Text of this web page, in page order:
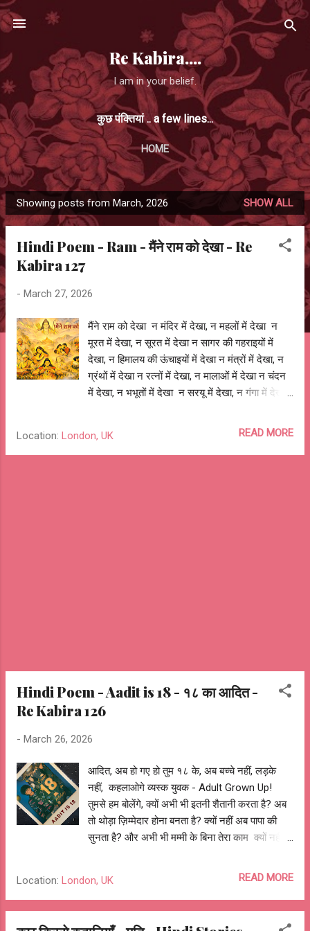
Skip to main content
Re Kabira....
I am in your belief.
कुछ पंक्तियां .. a few lines...
HOME
P
o
Showing posts from March, 2026 SHOW ALL
Hindi Poem - Ram - मैंने राम को देखा - Re
Kabira 127
- March 27, 2026
मैंने राम को देखा न मंदिर में देखा, न महलों में देखा न
मूरत में देखा, न सूरत में देखा न सागर की गहराइयों में
देखा, न हिमालय की ऊंचाइयों में देखा न मंत्रों में देखा, न
ग्रंथों में देखा न रत्नों में देखा, न मालाओं में देखा न चंदन
में देखा, न भभूतों में देखा न सरयू में देखा, न गंगा में देखा
देखा, न शक्ति गर्जनों में देखा मैंने राम को देखा, पिता की
चिंता में, माँ की ममता में, पत्नी की शिकायत में, बच्चों की
चाहत में, मैंने राम को देखा, दास लगे तुलसी के नाम में,
Location: London, UK READ MORE
Hindi Poem - Aadit is 18 - १८ का आदित -
Re Kabira 126
- March 26, 2026
आदित, अब हो गए हो तुम १८ के, अब बच्चे नहीं, लड़के
नहीं, कहलाओगे व्यस्क युवक - Adult Grown Up!
तुमसे हम बोलेंगे, क्यों अभी भी इतनी शैतानी करता है? अब
तो थोड़ा ज़िम्मेदार होना बनता है? क्यों नहीं अब पापा की
सुनता है? और अभी भी मम्मी के बिना तेरा काम क्यों नहीं
रखना, नटखटाहट को जेब में लेकर चलना, नए दोस्त
बनाना, नई जगहों को जाना, बिना डरे, बस आगे कदम बढ़ाते
जाना। तुम अपनी, उछालों से गगन के उस पार चाँद को
Location: London, UK READ MORE